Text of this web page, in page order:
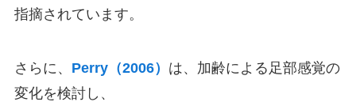
指摘されています。
さらに、 Perry（2006） は、加齢による足部感覚の
変化を検討し、